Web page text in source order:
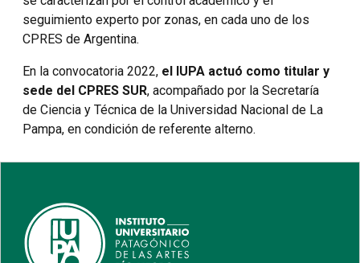
seguimiento experto por zonas, en cada uno de los
CPRES de Argentina.
En la convocatoria 2022, el IUPA actuó como titular y
sede del CPRES SUR, acompañado por la Secretaría
de Ciencia y Técnica de la Universidad Nacional de La
Pampa, en condición de referente alterno.